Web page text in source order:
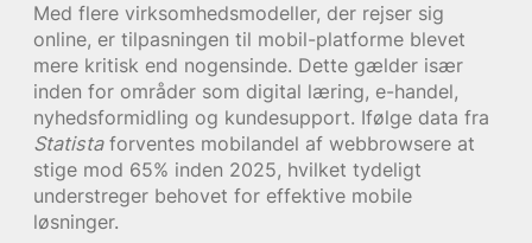
Med flere virksomhedsmodeller, der rejser sig
online, er tilpasningen til mobil-platforme blevet
mere kritisk end nogensinde. Dette gælder især
inden for områder som digital læring, e-handel,
nyhedsformidling og kundesupport. Ifølge data fra
Statistaforventes mobilandel af webbrowsere at
stige mod 65% inden 2025, hvilket tydeligt
understreger behovet for effektive mobile
løsninger.